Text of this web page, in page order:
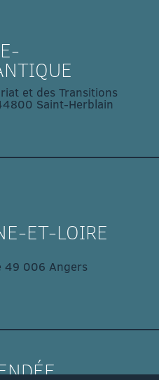
et des Transitions
Saint-Herblain
ET-LOIRE
49 006 Angers​